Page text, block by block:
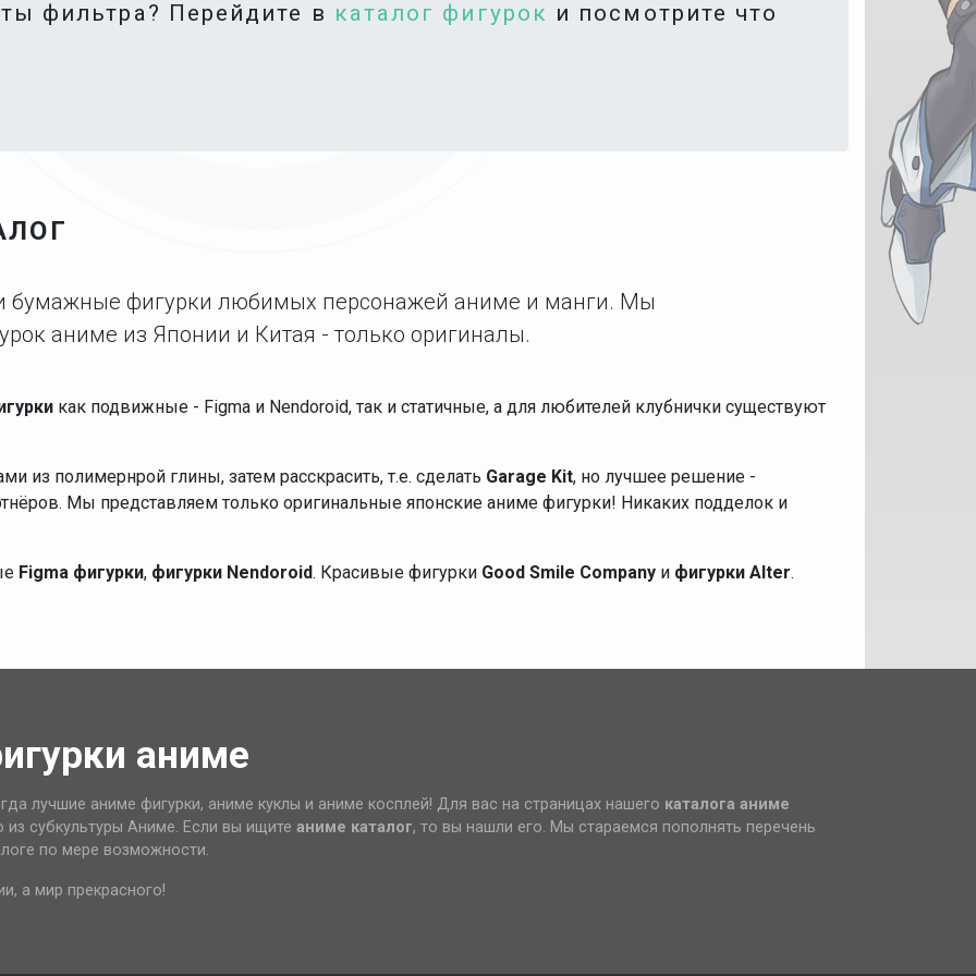
фильтра? Перейдите в каталог фигурок и посмотрите что
бумажные фигурки любимых персонажей аниме и манги. Мы
аниме из Японии и Китая - только оригиналы.
как подвижные - Figma и Nendoroid, так и статичные, а для любителей клубнички существуют
из полимернрой глины, затем расскрасить, т.е. сделать Garage Kit, но лучшее решение -
Мы представляем только оригинальные японские аниме фигурки! Никаких подделок и
Figma фигурки, фигурки Nendoroid. Красивые фигурки Good Smile Company и фигурки Alter.
аниме
лучшие аниме фигурки, аниме куклы и аниме косплей! Для вас на страницах нашего каталога аниме
субкультуры Аниме. Если вы ищите аниме каталог, то вы нашли его. Мы стараемся пополнять перечень
по мере возможности.
а мир прекрасного!